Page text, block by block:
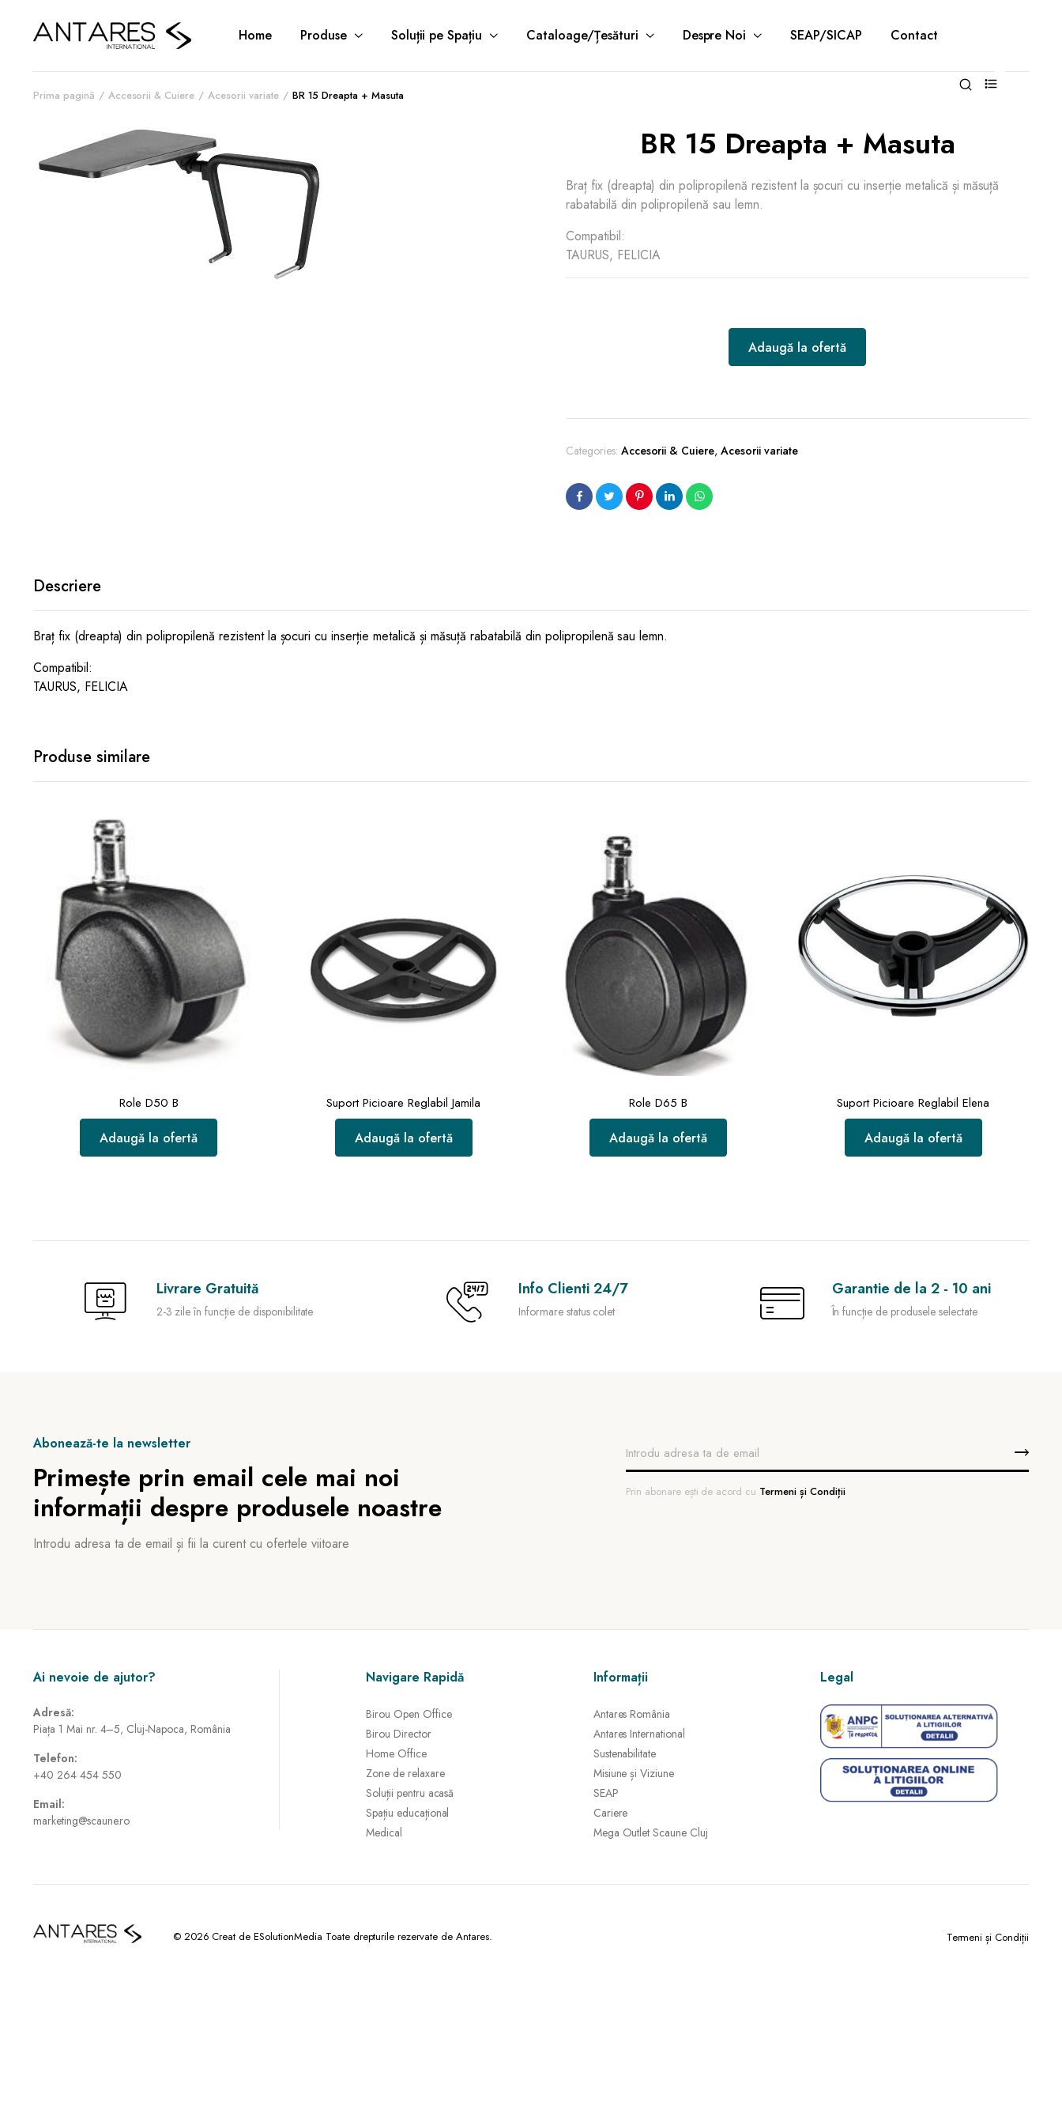
Home Produse Soluții pe Spațiu Cataloage/Țesături Despre Noi SEAP/SICAP Contact
Prima pagină Accesorii & Cuiere Acesorii variate BR 15 Dreapta + Masuta
BR 15 Dreapta + Masuta
Braț fix (dreapta) din polipropilenă rezistent la șocuri cu inserție metalică și măsuță
rabatabilă din polipropilenă sau lemn.
Compatibil:
TAURUS, FELICIA
Adaugă la ofertă
Categories: Accesorii & Cuiere,Acesorii variate
Descriere
Braț fix (dreapta) din polipropilenă rezistent la șocuri cu inserție metalică și măsuță rabatabilă din polipropilenă sau lemn.
Compatibil:
TAURUS, FELICIA
Produse similare
Role D50 B
Adaugă la ofertă
Suport Picioare Reglabil Jamila
Adaugă la ofertă
Role D65 B
Adaugă la ofertă
Suport Picioare Reglabil Elena
Adaugă la ofertă
Livrare Gratuită
2-3 zile în funcție de disponibilitate
Info Clienti 24/7
Informare status colet
Garantie de la 2 - 10 ani
În funcție de produsele selectate
Abonează-te la newsletter
Primește prin email cele mai noi
informații despre produsele noastre
Introdu adresa ta de email și fii la curent cu ofertele viitoare
Prin abonare ești de acord cu Termeni și Condiții
Ai nevoie de ajutor?
Adresă:
Piața 1 Mai nr. 4–5, Cluj-Napoca, România
Telefon:
+40 264 454 550
Email:
marketing@scaune.ro
Navigare Rapidă
Birou Open Office
Birou Director
Home Office
Zone de relaxare
Soluții pentru acasă
Spațiu educațional
Medical
Informații
Antares România
Antares International
Sustenabilitate
Misiune și Viziune
SEAP
Cariere
Mega Outlet Scaune Cluj
Legal
© 2026 Creat de ESolutionMedia Toate drepturile rezervate de Antares. Termeni și Condiții